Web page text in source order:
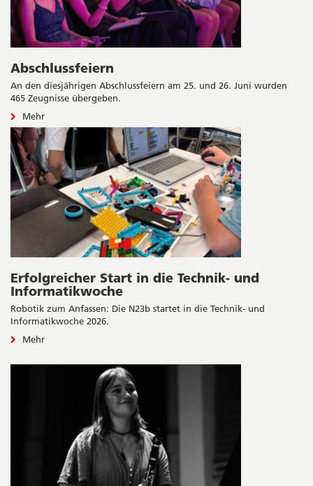
Abschlussfeiern
An den diesjährigen Abschlussfeiern am 25. und 26. Juni wurden
465 Zeugnisse übergeben.
Mehr
Erfolgreicher Start in die Technik- und
Informatikwoche
Robotik zum Anfassen: Die N23b startet in die Technik- und
Informatikwoche 2026.
Mehr